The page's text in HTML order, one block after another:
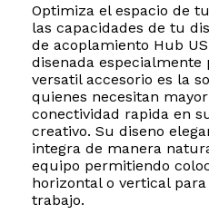
Optimiza el espacio de
las capacidades de tu
de acoplamiento Hub
disenada especialmente
versatil accesorio es la
quienes necesitan
conectividad rapida en
creativo. Su diseno
integra de manera
equipo permitiendo
horizontal o vertical
trabajo.